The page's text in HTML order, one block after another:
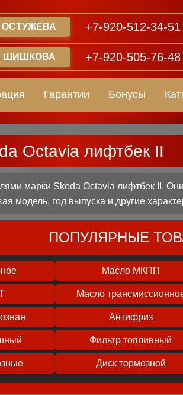
+7-920-512-34-51
ШИШКОВА +7-920-505-76-48
Гарантии Бонусы
Octavia лифтбек II
марки Skoda Octavia лифтбек II.
модель, год выпуска и другие
ПОПУЛЯРНЫЕ
Масло МКПП
Масло
Антифриз
Фильтр топливный
Диск тормозной